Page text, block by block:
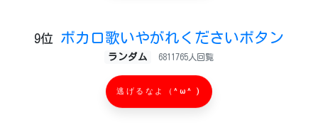
9位 ボカロ歌いやがれくださいボタン
ランダム 6811765人回覧
逃げるなよ（^ω^ )